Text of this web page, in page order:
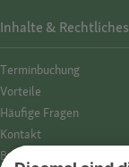
Inhalte & Rechtliches
Termin­buchung
Vorteile
Häufige Fragen
Kontakt
Barrierefreiheit